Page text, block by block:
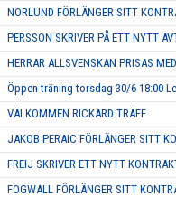
NORLUND FÖRLÄNGER SITT
PERSSON SKRIVER PÅ ETT NYTT
HERRAR ALLSVENSKAN PRISAS
Öppen träning torsdag 30/6 18:00
VÄLKOMMEN RICKARD TRÄFF
JAKOB PERAIC FÖRLÄNGER SITT
FREIJ SKRIVER ETT NYTT
FOGWALL FÖRLÄNGER SITT